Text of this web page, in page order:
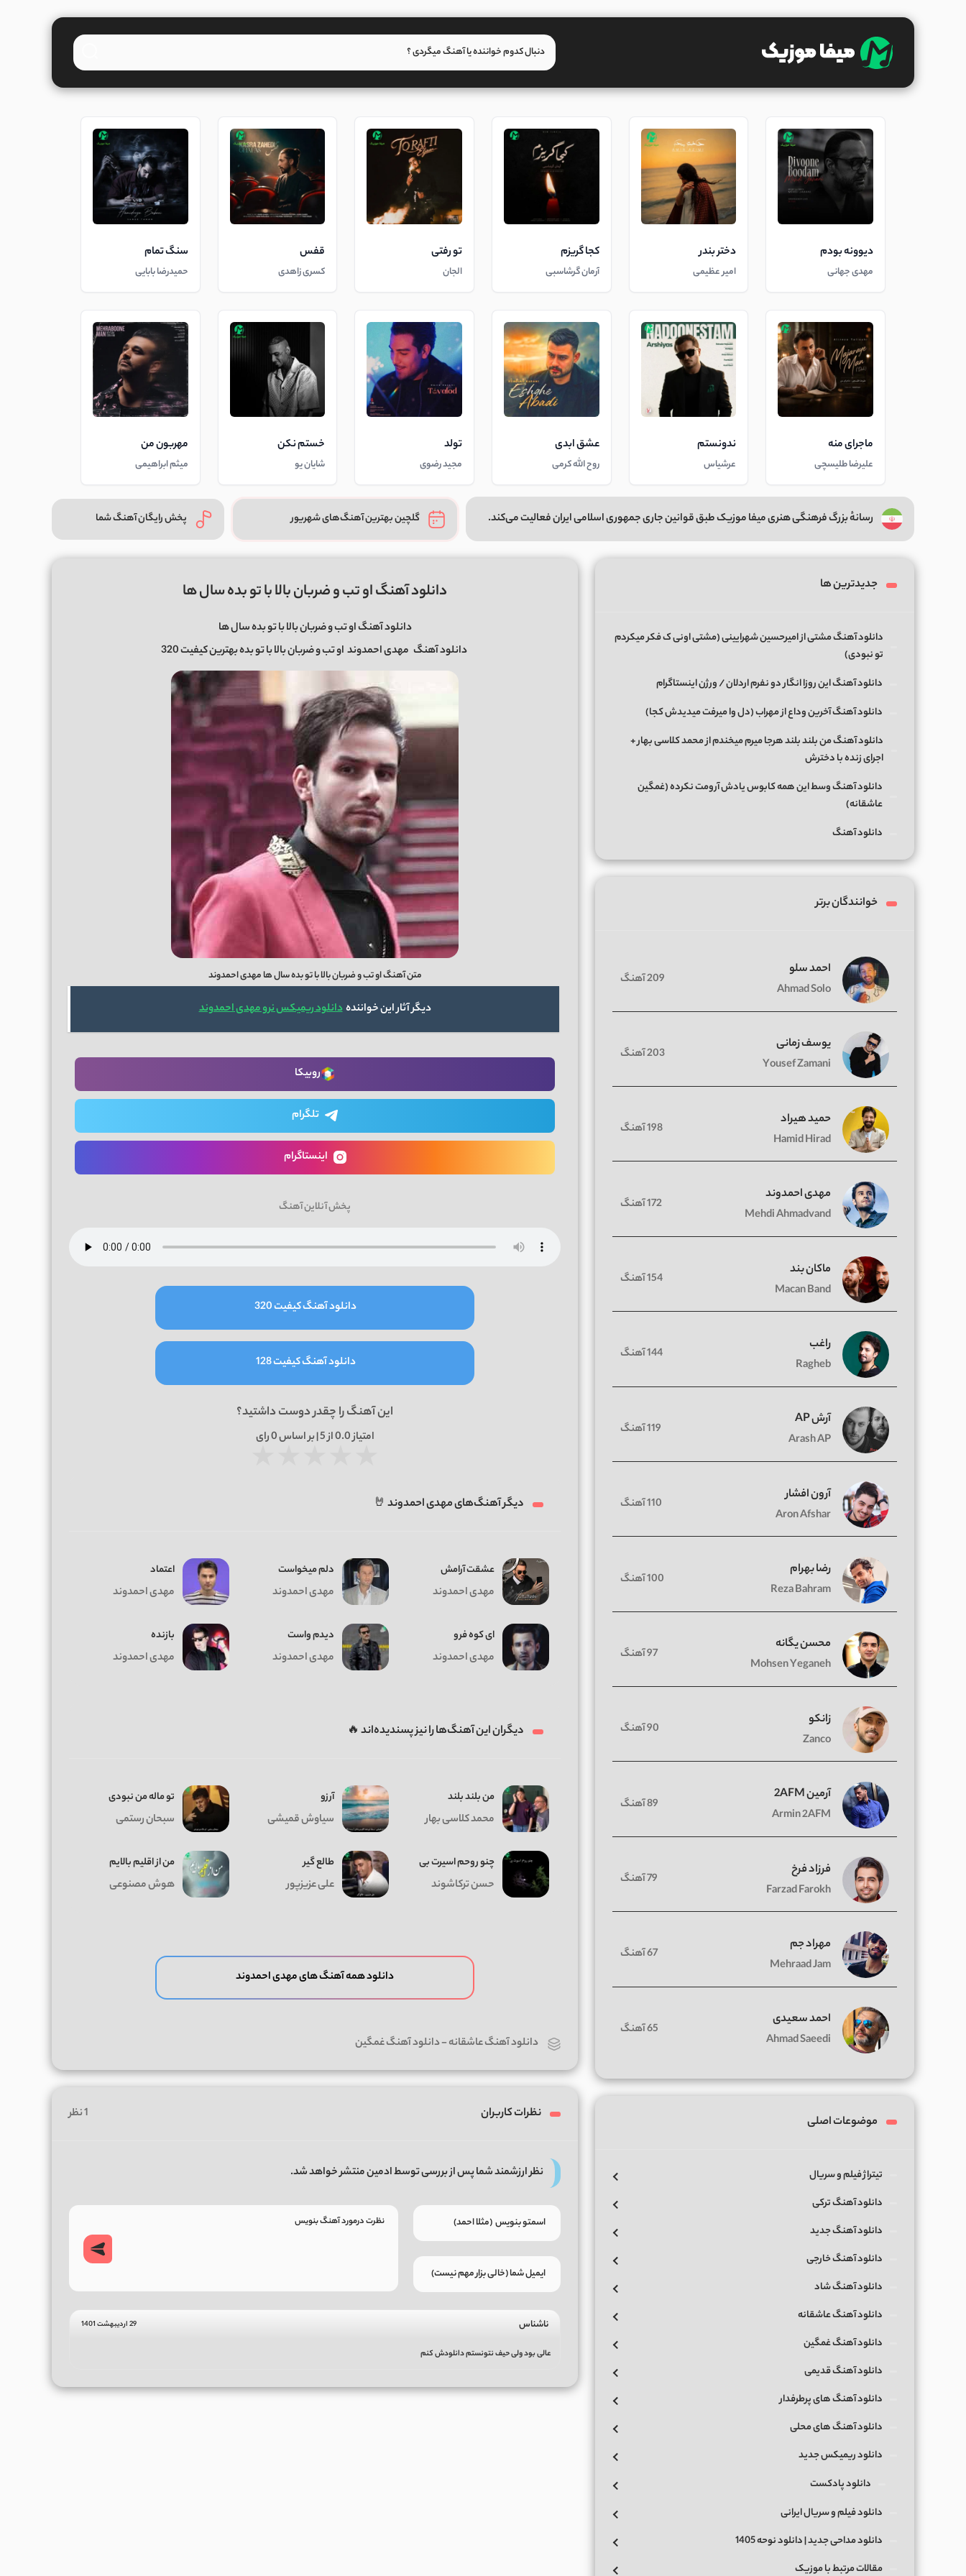
دیوونه بودم
مهدی جهانی
دختر بندر
امیر عظیمی
کجا گریزم
آرمان گرشاسبی
تو رفتی
الجان
قفس
کسری زاهدی
سنگ تمام
حمیدرضا بابایی
ماجرای منه
علیرضا طلیسچی
ندونستم
عرشیاس
عشق ابدی
روح الله کرمی
تولد
مجید رضوی
خستم نکن
شایان یو
مهربون من
میثم ابراهیمی
رسانهٔ بزرگ فرهنگی هنری میفا موزیک طبق قوانین جاری جمهوری اسلامی ایران فعالیت می‌کند. گلچین بهترین آهنگ‌های شهریور پخش رایگان آهنگ شما
دانلود آهنگ او تب و ضربان بالا با تو بده سال ها
دانلود آهنگ او تب و ضربان بالا با تو بده سال ها
دانلود آهنگ مهدی احمدوند او تب و ضربان بالا با تو بده بهترین کیفیت 320
متن آهنگ او تب و ضربان بالا با تو بده سال ها مهدی احمدوند
دیگر آثار این خوانندهدانلود ریمیکس نرو مهدی احمدوند
روبیکا
تلگرام
اینستاگرام
پخش آنلاین آهنگ
دانلود آهنگ کیفیت 320
دانلود آهنگ کیفیت 128
این آهنگ را چقدر دوست داشتید؟
امتیاز0.0از 5 | بر اساس 0رای
دیگر آهنگ‌های مهدی احمدوند 🤘
عشقت آرامش
مهدی احمدوند
دلم میخواست
مهدی احمدوند
اعتماد
مهدی احمدوند
ای کوه فرو
مهدی احمدوند
دیدم واست
مهدی احمدوند
بازنده
مهدی احمدوند
دیگران این آهنگ‌ها را نیز پسندیده‌اند 🔥
من بلند بلند
محمد کلاسی بهار
آرزو
سیاوش قمیشی
تو ماله من نبودی
سبحان رستمی
چنو روحم اسیرت بی
حسن ترکاشوند
طالع گیر
علی عزیزپور
من از اقلیم بالایم
هوش مصنوعی
دانلود همه آهنگ های مهدی احمدوند
دانلود آهنگ عاشقانه-دانلود آهنگ غمگین
نظرات کاربران 1 نظر
نظر ارزشمند شما پس از بررسی توسط ادمین منتشر خواهد شد.
ناشناس 29 اردیبهشت 1401
عالی بود ولی حیف نتونستم دانلودش کنم
جدیدترین ها
دانلود آهنگ مشتی از امیرحسین شهرایینی (مشتی اونی ک فکر میکردم
تو نبودی)
دانلود آهنگ این روزا انگار دو نفرم اردلان / ورژن اینستاگرام
دانلود آهنگ آخرین وداع از مهراب (دل وا میرفت میدیدش کجا)
دانلود آهنگ من بلند بلند هرجا میرم میخندم از محمد کلاسی بهار +
اجرای زنده با دخترش
دانلود آهنگ وسط این همه کابوس یادش آرومت نکرده (غمگین
عاشقانه)
دانلود آهنگ
خوانندگان برتر
احمد سلو
Ahmad Solo
209 آهنگ
یوسف زمانی
Yousef Zamani
203 آهنگ
حمید هیراد
Hamid Hirad
198 آهنگ
مهدی احمدوند
Mehdi Ahmadvand
172 آهنگ
ماکان بند
Macan Band
154 آهنگ
راغب
Ragheb
144 آهنگ
آرش AP
Arash AP
119 آهنگ
آرون افشار
Aron Afshar
110 آهنگ
رضا بهرام
Reza Bahram
100 آهنگ
محسن یگانه
Mohsen Yeganeh
97 آهنگ
زانکو
Zanco
90 آهنگ
آرمین 2AFM
Armin 2AFM
89 آهنگ
فرزاد فرخ
Farzad Farokh
79 آهنگ
مهراد جم
Mehraad Jam
67 آهنگ
احمد سعیدی
Ahmad Saeedi
65 آهنگ
موضوعات اصلی
تیتراژ فیلم و سریال
دانلود آهنگ ترکی
دانلود آهنگ جدید
دانلود آهنگ خارجی
دانلود آهنگ شاد
دانلود آهنگ عاشقانه
دانلود آهنگ غمگین
دانلود آهنگ قدیمی
دانلود آهنگ های پرطرفدار
دانلود آهنگ های محلی
دانلود ریمیکس جدید
دانلود پادکست
دانلود فیلم و سریال ایرانی
دانلود مداحی جدید | دانلود نوحه 1405
مقالات مرتبط با موزیک